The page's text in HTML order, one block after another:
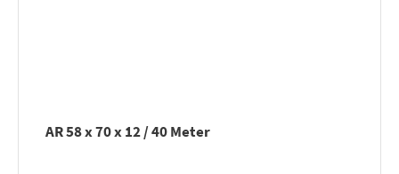
AR 58 x 70 x 12 / 40 Meter